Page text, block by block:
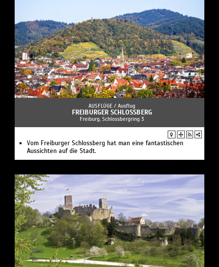
AUSFLÜGE / Ausflug
FREIBURGER SCHLOSSBERG
Freiburg, Schlossbergring 3
Vom Freiburger Schlossberg hat man eine fantastischen
Aussichten auf die Stadt.